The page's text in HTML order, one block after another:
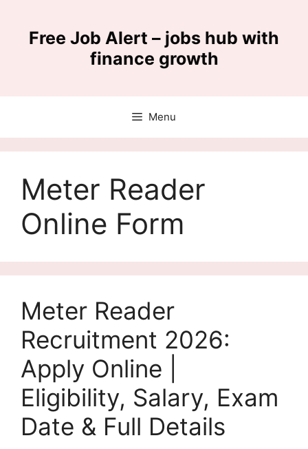
contentFree Job Alert – jobs hub with
finance growth
Menu
Meter Reader
Online Form
Meter Reader
Recruitment 2026:
Apply Online |
Eligibility, Salary, Exam
Date & Full Details